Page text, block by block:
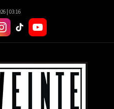
| 03:16